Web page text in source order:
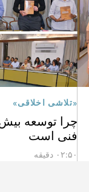
«تلاشی اخلاقی»
چرا توسعه
فنی است
۰۲:۵۰ دقیقه